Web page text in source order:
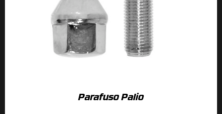
Parafuso Palio